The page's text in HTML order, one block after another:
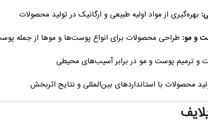
بهره‌گیری از مواد اولیه طبیعی و ارگانیک در تولید محصولات
و مو: طراحی محصولات برای انواع پوست‌ها و موها از جمله
و ترمیم پوست و مو در برابر آسیب‌های محیطی
محصولات با استانداردهای بین‌المللی و نتایج اثربخش